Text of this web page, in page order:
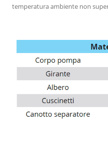
temperatura ambiente non